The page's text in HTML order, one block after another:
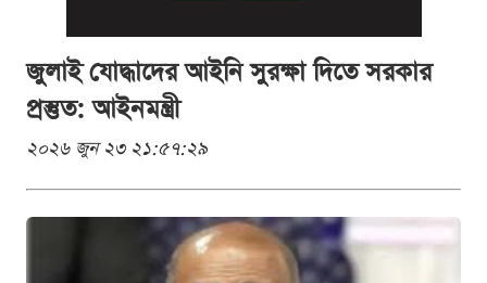
জুলাই যোদ্ধাদের আইনি সুরক্ষা দিতে সরকার
প্রস্তুত: আইনমন্ত্রী
২০২৬ জুন ২৩ ২১:৫৭:২৯